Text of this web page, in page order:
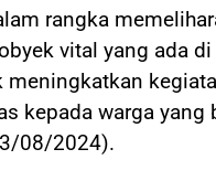
rangka
vital yang ada
meningkatkan
kepada warga yang
08/2024).